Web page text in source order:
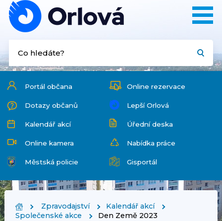
Portál občana Online rezervace
Dotazy občanů Lepší Orlová
Kalendář akcí Úřední deska
Online kamera Nabídka práce
Městská policie Gisportál
Zpravodajství
Kalendář akcí
Společenské akce
Den Země 2023